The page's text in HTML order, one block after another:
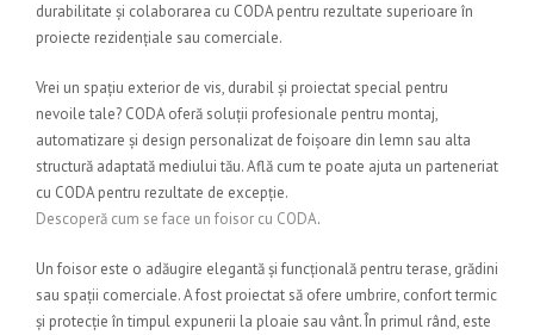
durabilitate și colaborarea cu CODA pentru rezultate superioare în
proiecte rezidențiale sau comerciale.
Vrei un spațiu exterior de vis, durabil și proiectat special pentru
nevoile tale? CODA oferă soluții profesionale pentru montaj,
automatizare și design personalizat de foișoare din lemn sau alta
structură adaptată mediului tău. Află cum te poate ajuta un parteneriat
cu CODA pentru rezultate de excepție.
Descoperă cum se face un foisor cu CODA.
Un foisor este o adăugire elegantă și funcțională pentru terase, grădini
sau spații comerciale. A fost proiectat să ofere umbrire, confort termic
și protecție în timpul expunerii la ploaie sau vânt. În primul rând, este